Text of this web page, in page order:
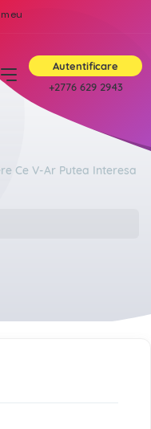
Autentificare
+2776 629 2943
Ce V-Ar Putea Interesa